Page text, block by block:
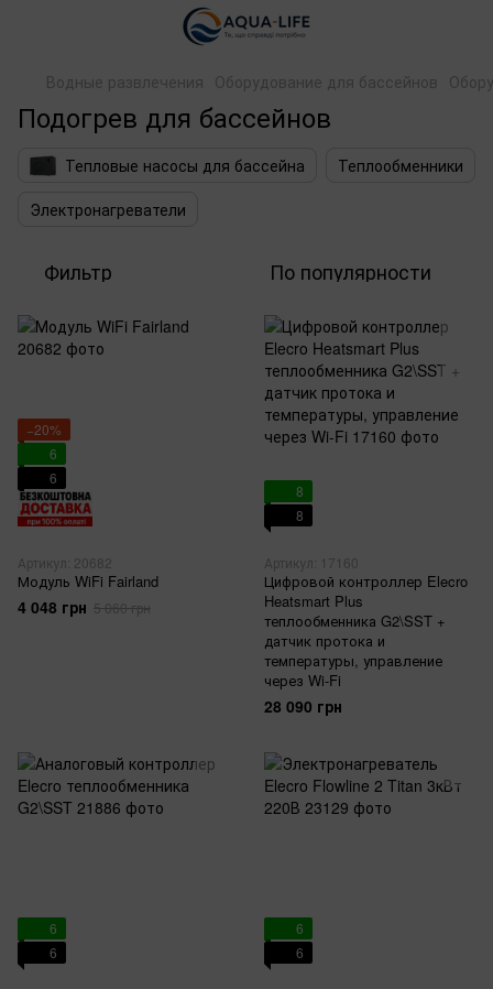
Водные развлечения Оборудование для бассейнов
Подогрев для бассейнов
Тепловые насосы для бассейна
Теплообменники
Электронагреватели
Фильтр По популярности
−20%
6
6
Артикул: 20682
Модуль WiFi Fairland
4 048 грн 5 060 грн
8
8
Артикул: 17160
Цифровой контроллер Elecro
Heatsmart Plus
теплообменника G2\SST +
датчик протока и
температуры, управление
через Wi-Fi
28 090 грн
6
6
6
6